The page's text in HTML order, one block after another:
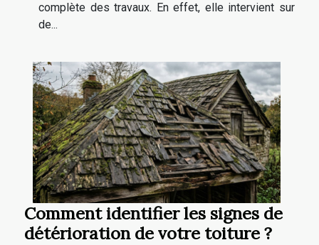
complète des travaux. En effet, elle intervient sur
de...
Comment identifier les signes de
détérioration de votre toiture ?